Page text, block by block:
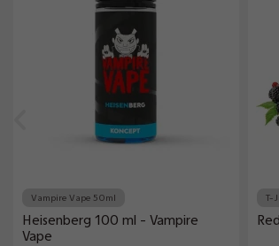
Vampire Vape 50ml
Heisenberg 100 ml - Vampire
Vape
T-